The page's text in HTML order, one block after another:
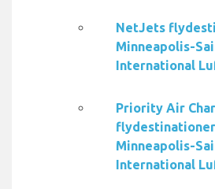
NetJets
Minneapolis-
International
Priority Air
Minneapolis-
International